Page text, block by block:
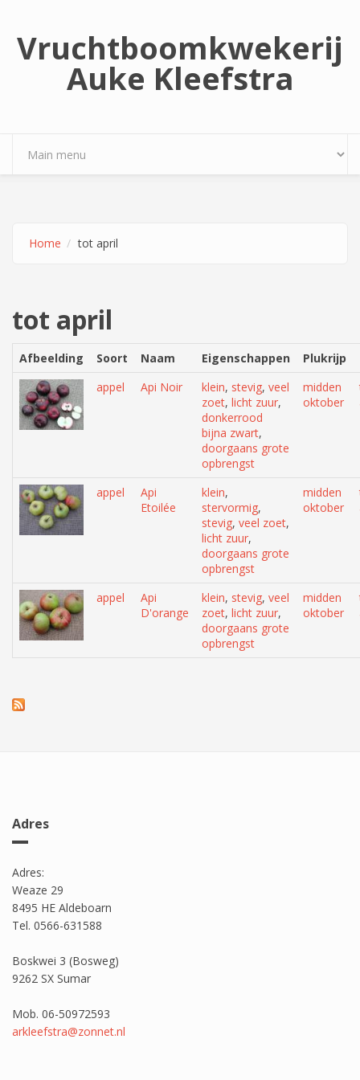
Vruchtboomkwekerij
Auke Kleefstra
Home tot april
tot april
Afbeelding Soort Naam Eigenschappen Plukrijp
appel
Api Noir klein, stevig, veel
zoet, licht zuur,
donkerrood
bijna zwart,
doorgaans grote
opbrengst
midden
oktober
appel
Api
Etoilée
klein,
stervormig,
stevig, veel zoet,
licht zuur,
doorgaans grote
opbrengst
midden
oktober
appel
Api
D'orange
klein, stevig, veel
zoet, licht zuur,
doorgaans grote
opbrengst
midden
oktober
Adres
Adres:
Weaze 29
8495 HE Aldeboarn
Tel. 0566-631588
Boskwei 3 (Bosweg)
9262 SX Sumar
Mob. 06-50972593
arkleefstra@zonnet.nl